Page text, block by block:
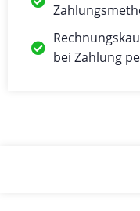
bei Zahlung